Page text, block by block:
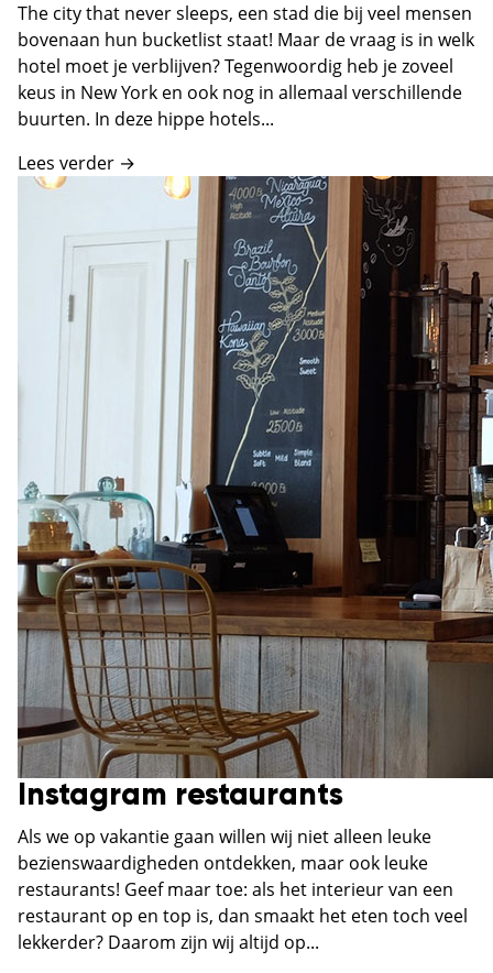
The city that never sleeps, een stad die bij veel mensen
bovenaan hun bucketlist staat! Maar de vraag is in welk
hotel moet je verblijven? Tegenwoordig heb je zoveel
keus in New York en ook nog in allemaal verschillende
buurten. In deze hippe hotels...
Lees verder →
Instagram restaurants
Als we op vakantie gaan willen wij niet alleen leuke
bezienswaardigheden ontdekken, maar ook leuke
restaurants! Geef maar toe: als het interieur van een
restaurant op en top is, dan smaakt het eten toch veel
lekkerder? Daarom zijn wij altijd op...